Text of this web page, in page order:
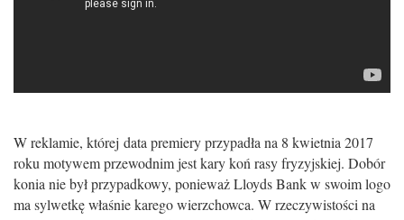
W reklamie, której data premiery przypadła na 8 kwietnia 2017
roku motywem przewodnim jest kary koń rasy fryzyjskiej. Dobór
konia nie był przypadkowy, ponieważ Lloyds Bank w swoim logo
ma sylwetkę właśnie karego wierzchowca. W rzeczywistości na